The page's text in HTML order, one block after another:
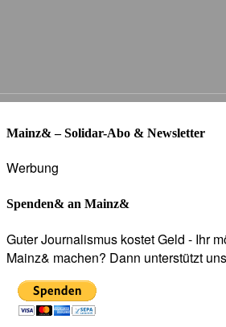
Mainz& – Solidar-Abo & Newsletter
Werbung
Spenden& an Mainz&
Guter Journalismus kostet Geld - Ihr
Mainz& machen? Dann unterstützt